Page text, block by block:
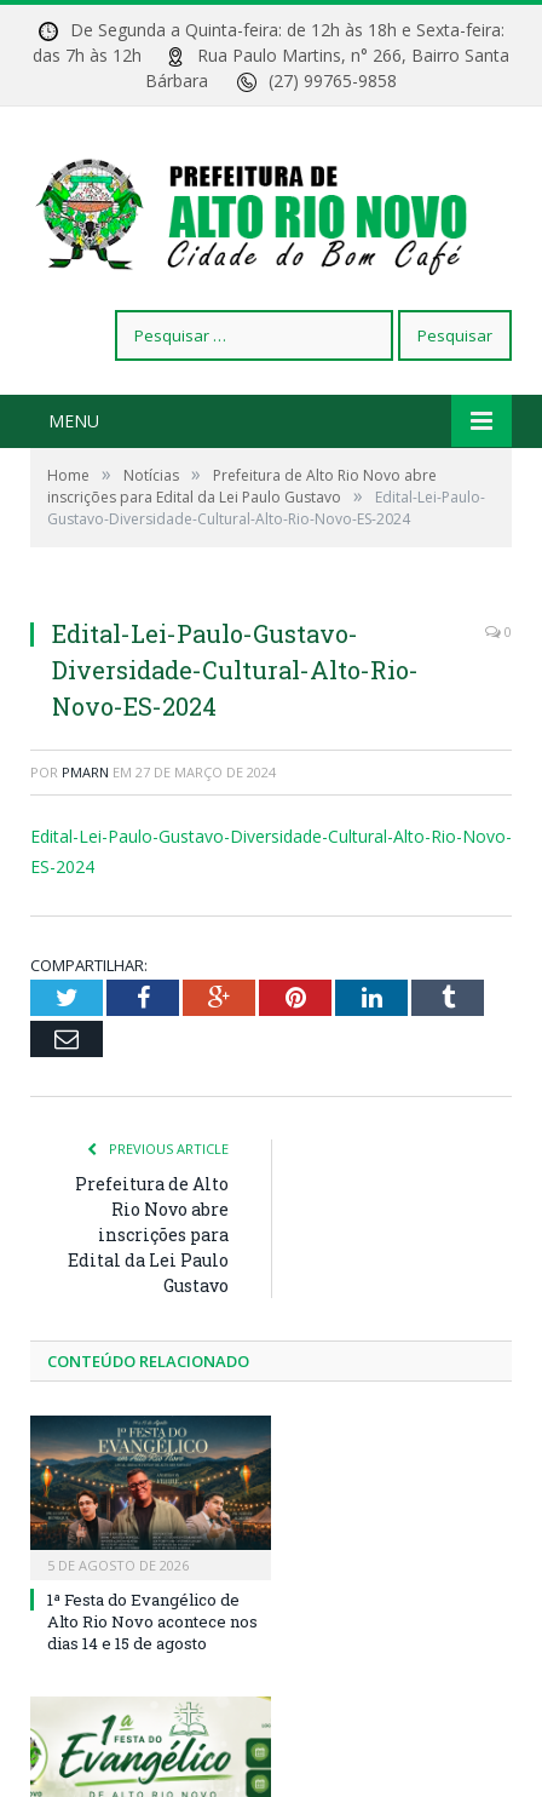
De Segunda a Quinta-feira: de 12h às 18h e Sexta-feira:
das 7h às 12h
Rua Paulo Martins, n° 266, Bairro Santa
Bárbara
(27) 99765-9858
por:
MENU
Home » Notícias »
Prefeitura de Alto Rio Novo abre
inscrições para Edital da Lei Paulo Gustavo
»
Edital-Lei-Paulo-
Gustavo-Diversidade-Cultural-Alto-Rio-Novo-ES-2024
Edital-Lei-Paulo-Gustavo-
Diversidade-Cultural-Alto-Rio-
Novo-ES-2024
0
POR PMARN EM 27 DE MARÇO DE 2024
Edital-Lei-Paulo-Gustavo-Diversidade-Cultural-Alto-Rio-Novo-
ES-2024
COMPARTILHAR:
TwitterFacebookGoogle+PinterestLinkedInTumblr
Email
PREVIOUS ARTICLE
Prefeitura de Alto
Rio Novo abre
inscrições para
Edital da Lei Paulo
Gustavo
CONTEÚDO RELACIONADO
5 DE AGOSTO DE 2026
1ª Festa do Evangélico de
Alto Rio Novo acontece nos
dias 14 e 15 de agosto